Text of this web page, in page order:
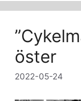
öster
2022-05-24